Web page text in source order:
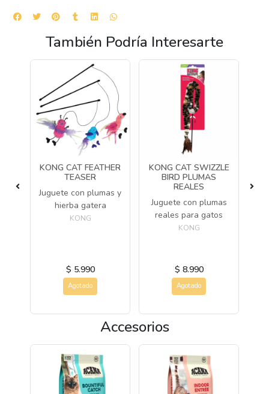
También Podría Interesarte
KONG CAT FEATHER
TEASER
Juguete con plumas y
hierba gatera
KONG
$ 5.990
Agotado
KONG CAT SWIZZLE
BIRD PLUMAS
REALES
Juguete con plumas
reales para gatos
KONG
$ 8.990
Agotado
Accesorios